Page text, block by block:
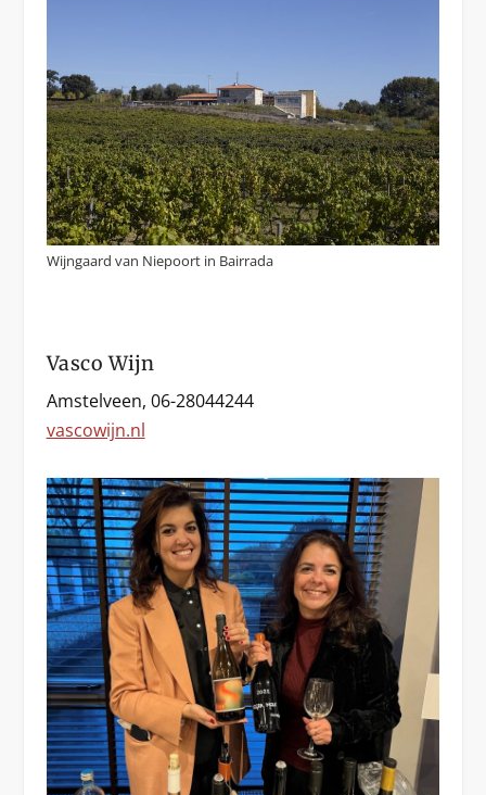
Wijngaard van Niepoort in Bairrada
Vasco Wijn
Amstelveen, 06-28044244
vascowijn.nl